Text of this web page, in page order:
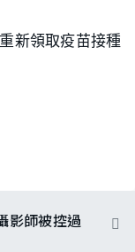
新領取疫苗接種
影師被控過